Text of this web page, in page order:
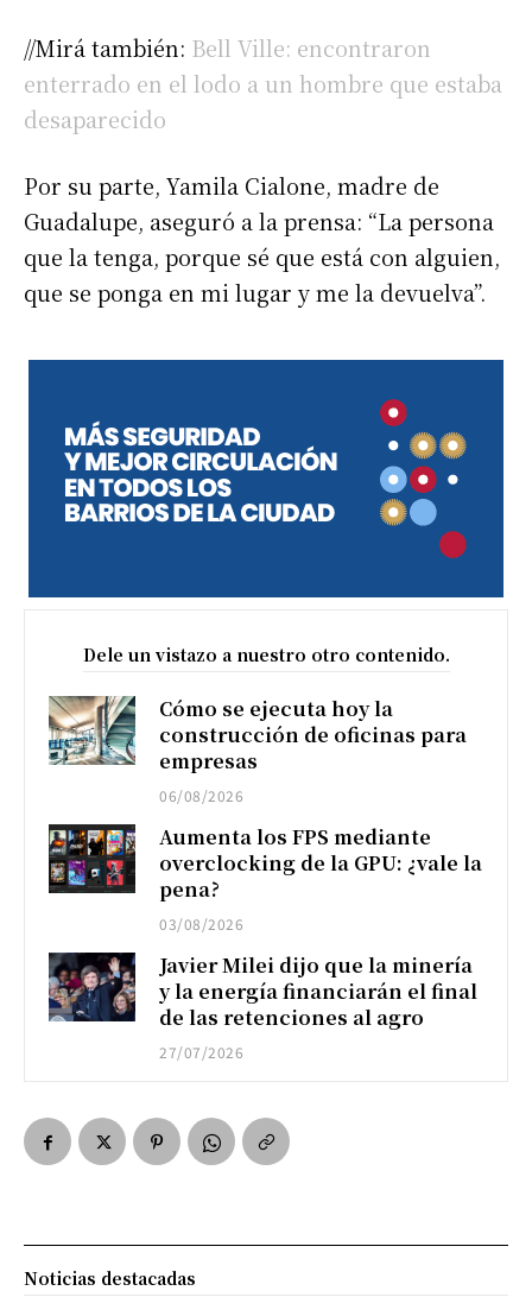
//Mirá también: Bell Ville: encontraron
enterrado en el lodo a un hombre que estaba
desaparecido
Por su parte, Yamila Cialone, madre de
Guadalupe, aseguró a la prensa: “La persona
que la tenga, porque sé que está con alguien,
que se ponga en mi lugar y me la devuelva”.
Dele un vistazo a nuestro otro contenido.
Cómo se ejecuta hoy la
construcción de oficinas para
empresas
06/08/2026
Aumenta los FPS mediante
overclocking de la GPU: ¿vale la
pena?
03/08/2026
Javier Milei dijo que la minería
y la energía financiarán el final
de las retenciones al agro
27/07/2026
Noticias destacadas